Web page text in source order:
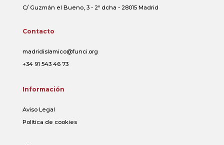
C/ Guzmán el Bueno, 3 - 2º dcha - 28015 Madrid
Contacto
madridislamico@funci.org
+34 91 543 46 73
Información
Aviso Legal
Política de cookies